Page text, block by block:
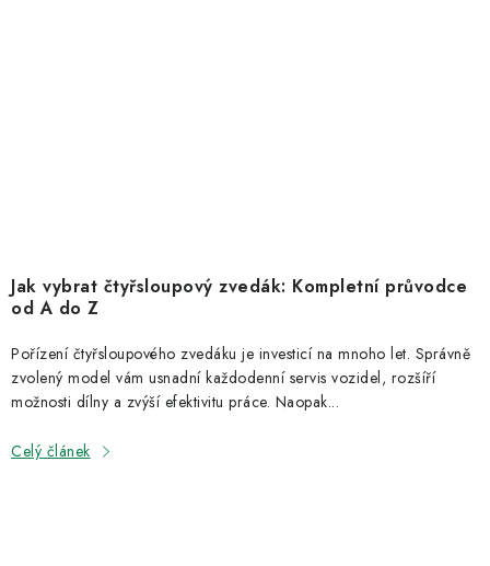
Jak vybrat čtyřsloupový zvedák: Kompletní průvodce
od A do Z
Pořízení čtyřsloupového zvedáku je investicí na mnoho let. Správně
zvolený model vám usnadní každodenní servis vozidel, rozšíří
možnosti dílny a zvýší efektivitu práce. Naopak...
Celý článek